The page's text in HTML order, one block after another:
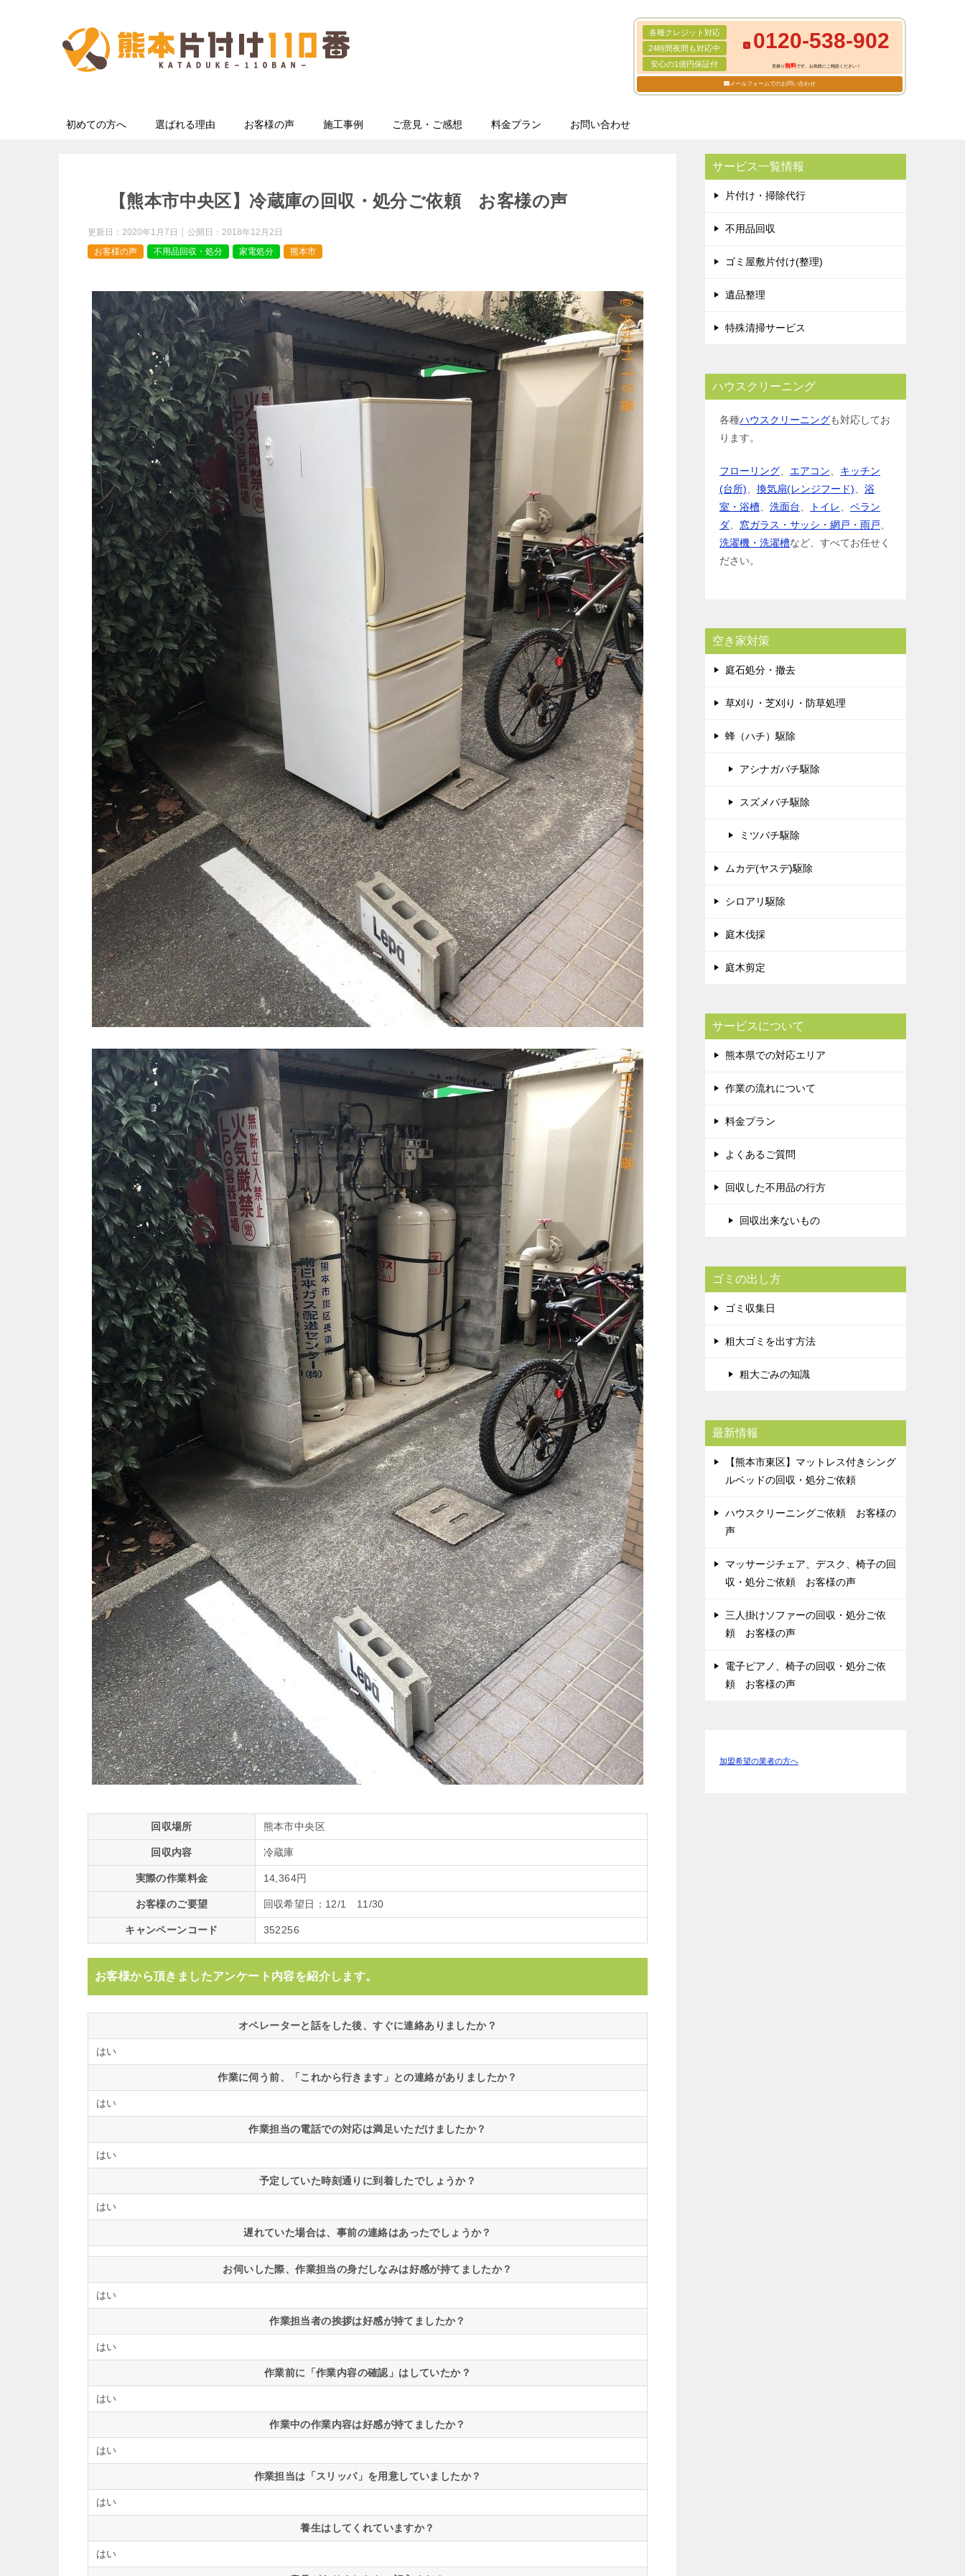
各種クレジット対応
24時間夜間も対応中
安心の1億円保証付
0120-538-902
見積り無料です。お気軽にご相談ください！
メールフォームでのお問い合わせ
初めての方へ 選ばれる理由 お客様の声 施工事例 ご意見・ご感想 料金プラン お問い合わせ
【熊本市中央区】冷蔵庫の回収・処分ご依頼 お客様の声
更新日： 2020年1月7日 公開日： 2018年12月2日
お客様の声
不用品回収・処分 家電処分 熊本市
回収場所 熊本市中央区
回収内容 冷蔵庫
実際の作業料金 14,364円
お客様のご要望 回収希望日：12/1 11/30
キャンペーンコード 352256
お客様から頂きましたアンケート内容を紹介します。
オペレーターと話をした後、すぐに連絡ありましたか？
はい
作業に伺う前、「これから行きます」との連絡がありましたか？
はい
作業担当の電話での対応は満足いただけましたか？
はい
予定していた時刻通りに到着したでしょうか？
はい
遅れていた場合は、事前の連絡はあったでしょうか？
お伺いした際、作業担当の身だしなみは好感が持てましたか？
はい
作業担当者の挨拶は好感が持てましたか？
はい
作業前に「作業内容の確認」はしていたか？
はい
作業中の作業内容は好感が持てましたか？
はい
作業担当は「スリッパ」を用意していましたか？
はい
養生はしてくれていますか？
はい
サービス一覧情報
片付け・掃除代行
不用品回収
ゴミ屋敷片付け(整理)
遺品整理
特殊清掃サービス
ハウスクリーニング
各種ハウスクリーニングも対応してお
ります。
フローリング エアコン
キッチン
(台所)
換気扇(レンジフード)
浴
室・浴槽
洗面台 トイレ
ベラン
ダ
窓ガラス・サッシ・網戸・雨戸
洗濯機・洗濯槽など、すべてお任せく
ださい。
空き家対策
庭石処分・撤去
草刈り・芝刈り・防草処理
蜂（ハチ）駆除
アシナガバチ駆除
スズメバチ駆除
ミツバチ駆除
ムカデ(ヤスデ)駆除
シロアリ駆除
庭木伐採
庭木剪定
サービスについて
熊本県での対応エリア
作業の流れについて
料金プラン
よくあるご質問
回収した不用品の行方
回収出来ないもの
ゴミの出し方
ゴミ収集日
粗大ゴミを出す方法
粗大ごみの知識
最新情報
【熊本市東区】マットレス付きシング
ルベッドの回収・処分ご依頼
ハウスクリーニングご依頼 お客様の
声
マッサージチェア、デスク、椅子の回
収・処分ご依頼 お客様の声
三人掛けソファーの回収・処分ご依
頼 お客様の声
電子ピアノ、椅子の回収・処分ご依
頼 お客様の声
加盟希望の業者の方へ